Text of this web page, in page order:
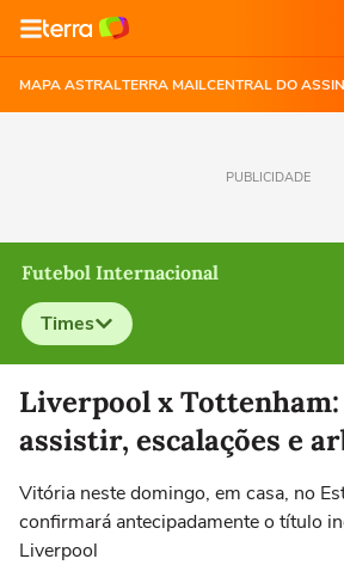
MAPA ASTRALTERRA MAILCENTRAL DO
PUBLICIDADE
Futebol Internacional
Times
Selecione o time para ver as notícias
Liverpool x Tottenham:
assistir, escalações e
Vitória neste domingo, em casa, no
confirmará antecipadamente o título
Liverpool